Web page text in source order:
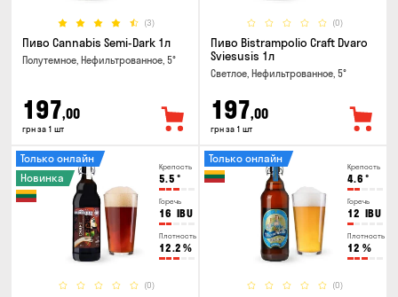
(3)
Пиво Cannabis Semi-Dark 1л
Полутемное, Нефильтрованное, 5°
197,00
грн за 1 шт
(0)
Пиво Bistrampolio Craft Dvaro
Sviesusis 1л
Светлое, Нефильтрованное, 5°
197,00
грн за 1 шт
Крепость
5.5 °
Горечь
16 IBU
Плотность
12.2 %
(0)
Только онлайн
Новинка
Крепость
4.6 °
Горечь
12 IBU
Плотность
12 %
(0)
Только онлайн